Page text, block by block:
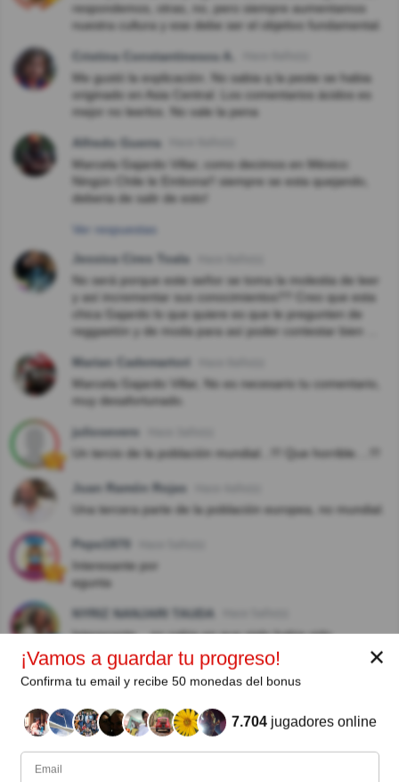
respondemos, otras, no, pero siempre aumentamos
nuestra cultura y ese debe ser el objetivo fundamental.
Cristina Constantinescu A.
Me gustó la explicación. No sabia q la peste se habia
originado en Asia Central. Los comentarios ácidos es
mejor no leerlos. No vale la pena
Alfredo Guerra
Marcela Gajardo Villar, como decimos en México:
Ningún Chile le Embona!! siempre se esta quejando,
deberia de salir de esto!
Ver respuestas
Jessica Cires Toala
No será porque este señor se toma la molestia de leer
y así incrementar sus conocimientos?? Creo que esta
chica Gajardo lo que quiere es que le pregunten de
reggaetón y de moda para así poder contestar bien ...
Marian Cademartori
Marcela Gajardo Villar, No es necesario tu comentario,
muy desafortunado.
juliosevero
Un tercio de la población mundial...!!! Que horrible....!!!
Juan Ramón Rojas
Una tercera parte de la población europea, no mundial.
Pepe1970
Interesante por
egunta
NYRIZ NANJARI TAUDA
Interesante,...no sabia en que siglo habia sido
Dinorah Lozano Hace 5año(s)
Se da por sentado que sabemos pero obviamos los
detalles, no sabía que se había generado en esa área
sandra rueda Hace 6año(s)
✕
¡Vamos a guardar tu progreso!
Confirma tu email y recibe 50 monedas del bonus
7.704 jugadores online